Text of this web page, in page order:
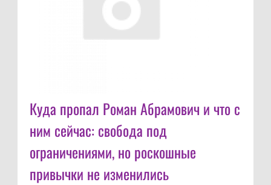
Куда пропал Роман Абрамович и что с
ним сейчас: свобода под
ограничениями, но роскошные
привычки не изменились